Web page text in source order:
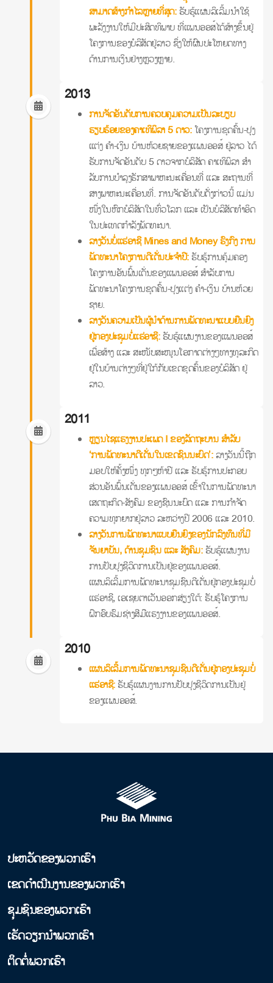
ສາມາດສ້າງກໍາໄລຫຼາຍທີ່ສຸດ:ຮັບຮູ້ແຜນລິເລີ້ມນໍາໃຊ້
ພະລັງງານໃຫ້ມີປະສິດທິພາບ ທີ່ແພນອອສ໌ໄດ້ສ້າງຂຶ້ນຢູ່
ໂຄງການຂອງບໍລິສັດຢູ່ລາວ ຊຶ່ງໃຫ້ຜົນປະໂຫຍດທາງ
ດ້ານການເງິນຢ່າງຫຼວງຫຼາຍ.
2013
ການຈັດອັນດັບການຄວບຄຸມຄວາມເປັນລະບຽບ
ຮຽບຮ້ອຍຂອງຄາເທິພິລາ 5 ດາວ:ໂຄງການຂຸດຄົ້ນ-ປຸງ
ແຕ່ງ ຄໍາ-ເງິນ ບ້ານຫ້ວຍຊາຍຂອງແພນອອສ໌ ຢູ່ລາວ ໄດ້
ຮັບການຈັດອັນດັບ 5 ດາວຈາກບໍລິສັດ ຄາເທິພິລາ ສໍາ
ລັບການບໍາລຸງຮັກສາພາຫະນະເຄື່ອນທີ່ ແລະ ສະຖານທີ່
ສາງພາຫະນະເຄື່ອນທີ່. ການຈັດອັນດັບດັ່ງກ່າວນີ້ ແມ່ນ
ໜຶ່ງໃນຫົກບໍລິສັດໃນທົ່ວໂລກ ແລະ ເປັນບໍລິສັດທໍາອິດ
ໃນປະເທດກໍາລັງພັດທະນາ.
ລາງວັນບໍ່ແຮ່ອາຊີ Mines and Money ຮົງກົງ ການ
ພັດທະນາໂຄງການດີເດັ່ນປະຈໍາປີ:ຮັບຮູ້ການຄຸ້ມຄອງ
ໂຄງການອັນພົ້ນເດັ່ນຂອງແພນອອສ໌ ສໍາລັບການ
ພັດທະນາໂຄງການຂຸດຄົ້ນ-ປຸງແຕ່ງ ຄໍາ-ເງິນ ບ້ານຫ້ວຍ
ຊາຍ.
ລາງວັນຄວາມເປັນຜູ້ນໍາດ້ານການພັດທະນາແບບຍືນຍົງ
ຢູ່ກອງປະຊຸມບໍ່ແຮ່ອາຊີ:ຮັບຮູ້ແຜນງານຂອງແພນອອສ໌
ເພື່ອສ້າງ ແລະ ສະໜັບສະໜູນໂອກາດຕ່າງໆທາງທຸລະກິດ
ຢູ່ໃນບ້ານຕ່າງໆທີ່ຢູ່ໃກ້ກັບເຂດຂຸດຄົ້ນຂອງບໍລິສັດ ຢູ່
ລາວ.
2011
ຫຼຽນໄຊແຮງງານປະເພດ I ຂອງລັດຖະບານ ສໍາລັບ
‘ການພັດທະນາດີເດັ່ນໃນເຂດຊົນນະບົດ’:ລາງວັນນີ້ຖືກ
ມອບໃຫ້ຄັ້ງໜຶ່ງ ທຸກໆຫ້າປີ ແລະ ຮັບຮູ້ການປະກອບ
ສ່ວນອັນພົ້ນເດັ່ນຂອງແພນອອສ໌ ເຂົ້າໃນການພັດທະນາ
ເສດຖະກິດ-ສັງຄົມ ຂອງຊົນນະບົດ ແລະ ການກໍາຈັດ
ຄວາມທຸກຍາກຢູ່ລາວ ລະຫວ່າງປີ 2006 ແລະ 2010.
ລາງວັນການພັດທະນາແບບຍືນຍົງຂອງນັກລົງທຶນທີ່ມີ
ຈັນຍາບັນ, ດ້ານຊຸມຊົນ ແລະ ສັງຄົມ:ຮັບຮູ້ແຜນງານ
ການປັບປຸງຊີວິດການເປັນຢູ່ຂອງແພນອອສ໌.
ແຜນລິເລີ້ມການພັດທະນາຊຸມຊົນດີເດັ່ນຢູ່ກອງປະຊຸມບໍ່
ແຮ່ອາຊີ, ເອເຊຍຕາເວັນອອກສ່ຽງໃຕ້: ຮັບຮູ້ໂຄງການ
ຝຶກອົບຮົມຊ່າງສີມືແຮງງານຂອງແພນອອສ໌.
2010
ແຜນລິເລີ້ມການພັດທະນາຊຸມຊົນດີເດັ່ນຢູ່ກອງປະຊຸມບໍ່
ແຮ່ອາຊີ:ຮັບຮູ້ແຜນງານການປັບປຸງຊີວິດການເປັນຢູ່
ຂອງແພນອອສ໌.
ປະຫວັດຂອງພວກເຮົາ
ເຂດດໍາເນີນງານຂອງພວກເຮົາ
ຊຸມຊົນຂອງພວກເຮົາ
ເຮັດວຽກນໍາພວກເຮົາ
ຕິດຕໍ່ພວກເຮົາ